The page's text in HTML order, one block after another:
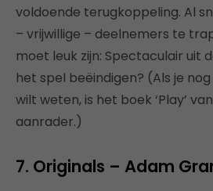
voldoende terugkoppeling. Al
– vrijwillige – deelnemers te
moet leuk zijn: Spectaculair uit
het spel beëindigen? (Als je nog
wilt weten, is het boek ‘Play’
aanrader.)
7. Originals – Adam